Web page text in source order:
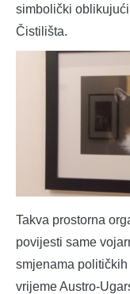
simbolički
Čistilišta.
Takva prostorna
povijesti same
smjenama
vrijeme Austro-